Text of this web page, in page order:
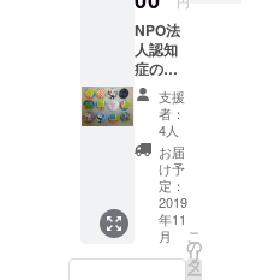
いた言
語聴覚
士の解
説が
入った
書籍で
す。
す。ぜ
ひお読
みくだ
さい。
サン
キュー
レター
付き。
NPO法
人認知
症の人
とみん
なのサ
ポート
セン
ターを
応援 若
年認知
症の人
に「仕
事の
支援
者：
4人
お届
け予
定：
2019
年11
月
こ
の
リ
タ
ー